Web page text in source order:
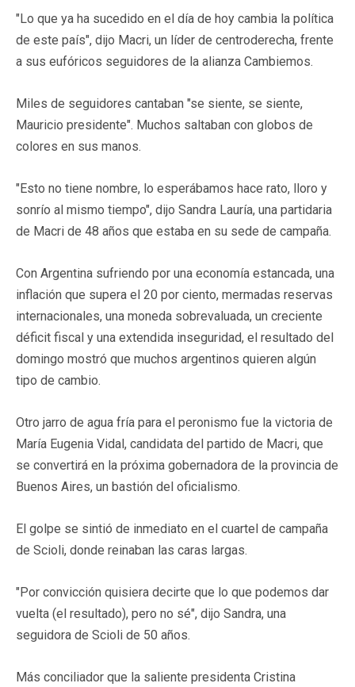
"Lo que ya ha sucedido en el día de hoy cambia la política
de este país", dijo Macri, un líder de centroderecha, frente
a sus eufóricos seguidores de la alianza Cambiemos.
Miles de seguidores cantaban "se siente, se siente,
Mauricio presidente". Muchos saltaban con globos de
colores en sus manos.
"Esto no tiene nombre, lo esperábamos hace rato, lloro y
sonrío al mismo tiempo", dijo Sandra Lauría, una partidaria
de Macri de 48 años que estaba en su sede de campaña.
Con Argentina sufriendo por una economía estancada, una
inflación que supera el 20 por ciento, mermadas reservas
internacionales, una moneda sobrevaluada, un creciente
déficit fiscal y una extendida inseguridad, el resultado del
domingo mostró que muchos argentinos quieren algún
tipo de cambio.
Otro jarro de agua fría para el peronismo fue la victoria de
María Eugenia Vidal, candidata del partido de Macri, que
se convertirá en la próxima gobernadora de la provincia de
Buenos Aires, un bastión del oficialismo.
El golpe se sintió de inmediato en el cuartel de campaña
de Scioli, donde reinaban las caras largas.
"Por convicción quisiera decirte que lo que podemos dar
vuelta (el resultado), pero no sé", dijo Sandra, una
seguidora de Scioli de 50 años.
Más conciliador que la saliente presidenta Cristina